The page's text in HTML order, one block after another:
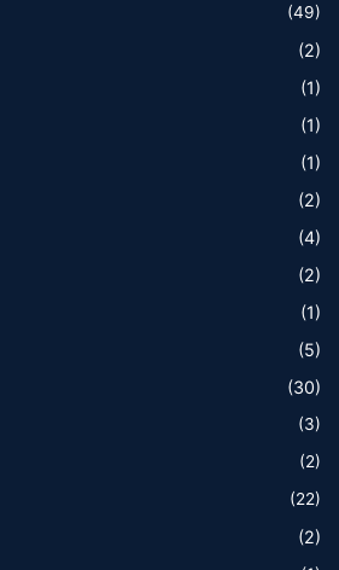
(49)
(2)
(1)
(1)
(1)
(2)
(4)
(2)
(1)
(5)
(30)
(3)
(2)
(22)
(2)